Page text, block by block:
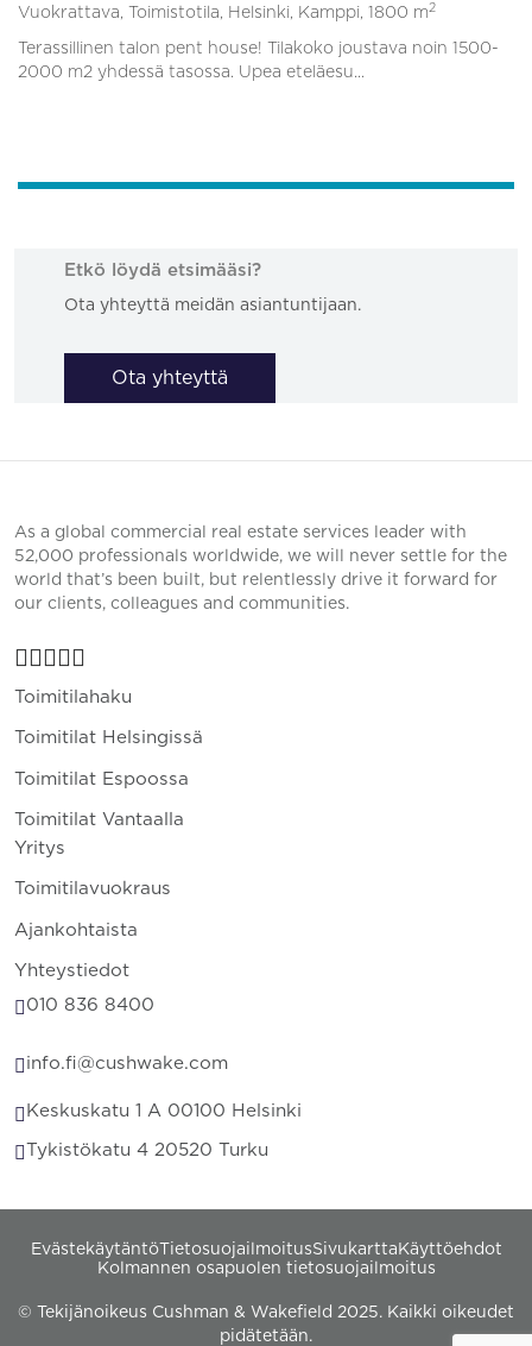
Vuokrattava, Toimistotila, Helsinki, Kamppi, 1800 m 2
Terassillinen talon pent house! Tilakoko joustava noin 1500-
2000 m2 yhdessä tasossa. Upea eteläesu...
Etkö löydä etsimääsi?
Ota yhteyttä meidän asiantuntijaan.
Ota yhteyttä
As a global commercial real estate services leader with
52,000 professionals worldwide, we will never settle for the
world that’s been built, but relentlessly drive it forward for
our clients, colleagues and communities.
Toimitilahaku
Toimitilat Helsingissä
Toimitilat Espoossa
Toimitilat Vantaalla
Yritys
Toimitilavuokraus
Ajankohtaista
Yhteystiedot
010 836 8400
info.fi@cushwake.com
Keskuskatu 1 A 00100 Helsinki
Tykistökatu 4 20520 Turku
EvästekäytäntöTietosuojailmoitusSivukartta Käyttöehdot
Kolmannen osapuolen tietosuojailmoitus
© Tekijänoikeus Cushman & Wakefield 2025. Kaikki oikeudet
pidätetään.